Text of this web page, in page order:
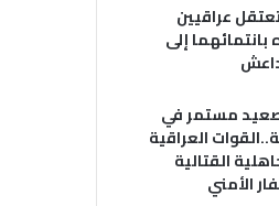
عراقيين
بانتمائهما إلى
مستمر في
العراقية
القتالية
الأمني